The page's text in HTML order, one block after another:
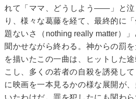
れて「ママ、どうしよう――」と泣
り、様々な葛藤を経て、最終的に
題ないさ（nothing really matter）
聞かせながら終わる。神からの罰
を描いたこの一曲は、ヒットした
こし、多くの若者の自殺を誘発し
に映画を一本見るかの様な展開が
いたわけだ。罪を犯したにも関わ